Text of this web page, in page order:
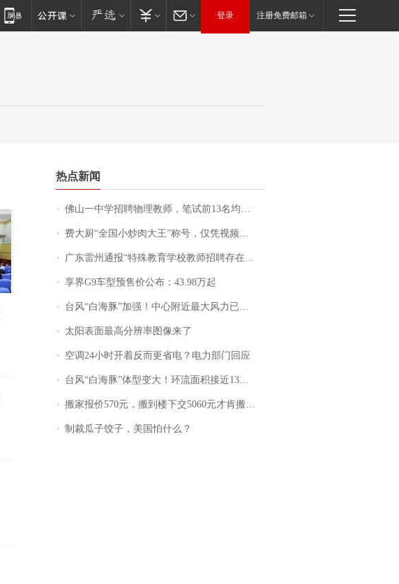
登录 注册免费邮箱
热点新闻
佛山一中学招聘物理教师，笔试前13名均遭淘汰？教育局：已叫停招聘，成立调查组全面核查
费大厨“全国小炒肉大王”称号，仅凭视频评出？中国烹饪协会回应
广东雷州通报“特殊教育学校教师招聘存在违规行为”：已启动问责程序 副校长被停职
享界G9车型预售价公布：43.98万起
台风“白海豚”加强！中心附近最大风力已达15级 最新研判
太阳表面最高分辨率图像来了
空调24小时开着反而更省电？电力部门回应
台风“白海豚”体型变大！环流面积接近13个浙江那么大
搬家报价570元，搬到楼下交5060元才肯搬上楼！女子傻眼了……
制裁瓜子饺子，美国怕什么？